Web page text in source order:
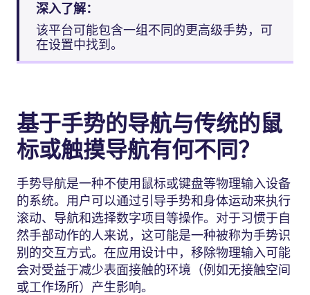
深入了解：
该平台可能包含一组不同的更高级手势，可
在设置中找到。
基于手势的导航与传统的鼠
标或触摸导航有何不同？
手势导航是一种不使用鼠标或键盘等物理输入设备
的系统。用户可以通过引导手势和身体运动来执行
滚动、导航和选择数字项目等操作。对于习惯于自
然手部动作的人来说，这可能是一种被称为手势识
别的交互方式。在应用设计中，移除物理输入可能
会对受益于减少表面接触的环境（例如无接触空间
或工作场所）产生影响。